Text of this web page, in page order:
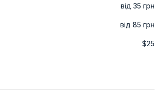
від 35 грн
від 85 грн
$25